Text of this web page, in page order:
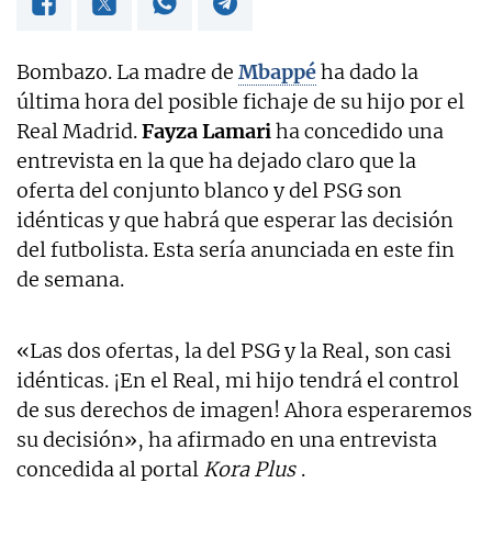
Bombazo. La madre de Mbappéha dado la
última hora del posible fichaje de su hijo por el
Real Madrid.Fayza Lamariha concedido una
entrevista en la que ha dejado claro que la
oferta del conjunto blanco y del PSG son
idénticas y que habrá que esperar las decisión
del futbolista. Esta sería anunciada en este fin
de semana.
«Las dos ofertas, la del PSG y la Real, son casi
idénticas. ¡En el Real, mi hijo tendrá el control
de sus derechos de imagen! Ahora esperaremos
su decisión», ha afirmado en una entrevista
concedida al portal Kora Plus .